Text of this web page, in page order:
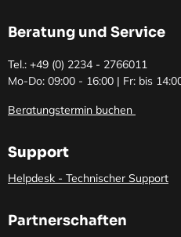
Beratung und Service
Tel.: +49 (0) 2234 - 2766011
Mo-Do: 09:00 - 16:00 | Fr: bis
Beratungstermin buchen
Support
Helpdesk - Technischer Support
Partnerschaften